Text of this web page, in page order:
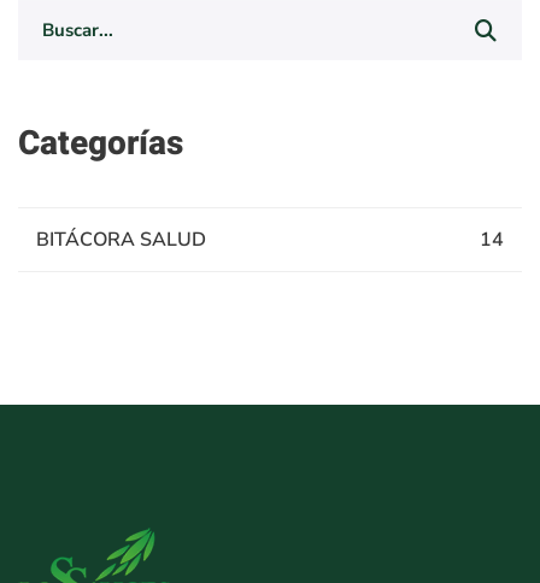
Categorías
BITÁCORA SALUD 14